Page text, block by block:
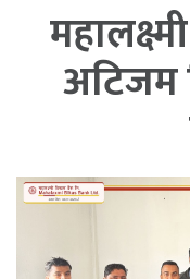
अटिजम